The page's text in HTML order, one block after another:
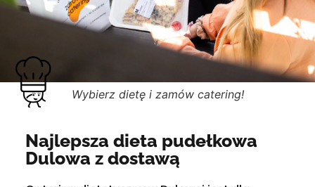
Wybierz dietę i zamów catering!
Najlepsza dieta pudełkowa
Dulowa z dostawą